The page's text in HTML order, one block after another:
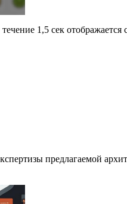
1,5 сек отображается
предлагаемой